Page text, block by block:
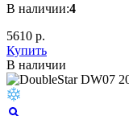
В наличии:4
5610 р.
Купить
В наличии